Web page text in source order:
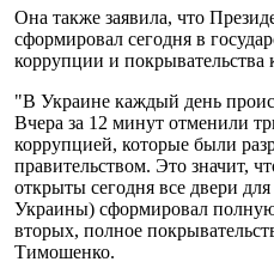
Она также заявила, что
сформировал сегодня в
коррупции и покрывательства
"В Украине каждый день
Вчера за 12 минут отменили
коррупцией, которые были
правительством. Это значит,
открыты сегодня все двери
Украины) сформировал
вторых, полное
Тимошенко.